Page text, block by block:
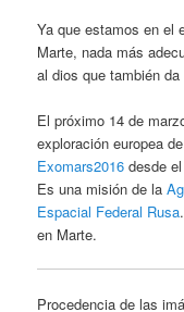
Ya que estamos en el
Marte, nada más
al dios que también
El próximo 14 de
exploración europea
Exomars2016 desde
Es una misión de la
Espacial Federal Rusa
en Marte.
Procedencia de las